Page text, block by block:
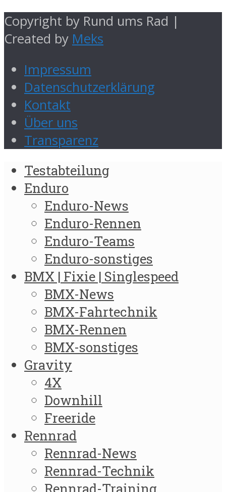
Copyright by Rund ums Rad |
Created by Meks
Impressum
Datenschutzerklärung
Kontakt
Über uns
Transparenz
Testabteilung
Enduro
Enduro-News
Enduro-Rennen
Enduro-Teams
Enduro-sonstiges
BMX | Fixie | Singlespeed
BMX-News
BMX-Fahrtechnik
BMX-Rennen
BMX-sonstiges
Gravity
4X
Downhill
Freeride
Rennrad
Rennrad-News
Rennrad-Technik